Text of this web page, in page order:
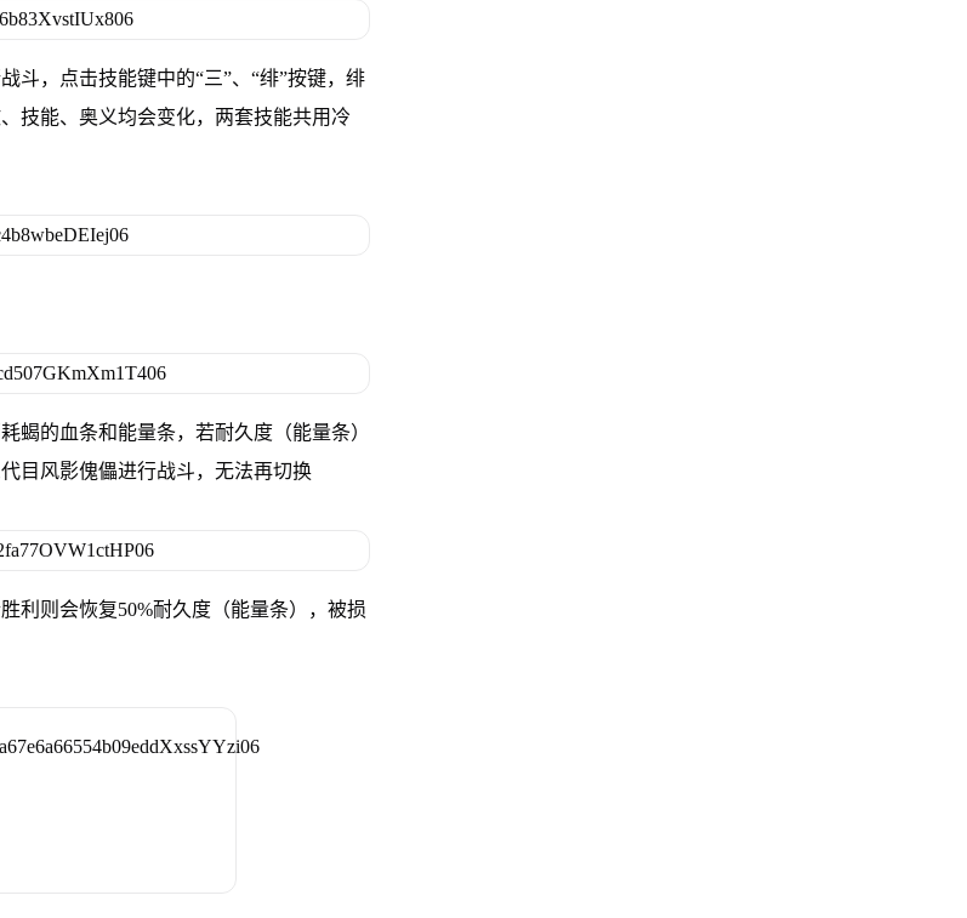
斗，点击技能键中的“三”、“绯”按键，绯
技能、奥义均会变化，两套技能共用冷
蝎的血条和能量条，若耐久度（能量条）
目风影傀儡进行战斗，无法再切换
利则会恢复50%耐久度（能量条），被损